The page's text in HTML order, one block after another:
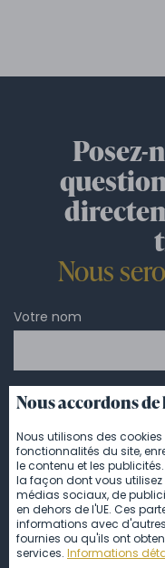
Posez-
Nous
Votre nom
Téléphone
E-mail *
Message *
Nous accordons
Nous utilisons des
fonctionnalités du site,
le contenu et les
la façon dont vous
médias sociaux, de
en dehors de l'UE. Ces
informations avec
fournies ou qu'ils ont
services.Informations